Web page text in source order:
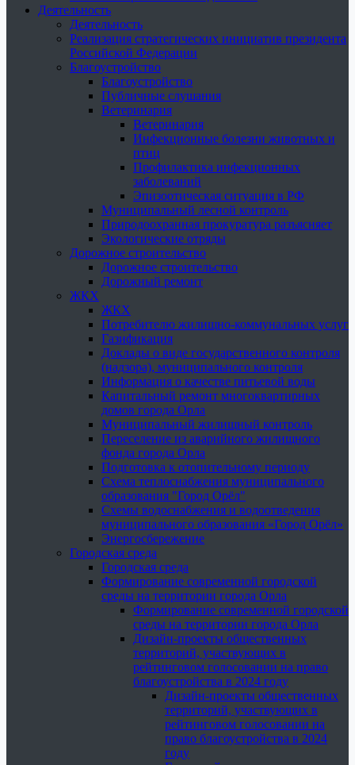
Деятельность
Деятельность
Реализация стратегических инициатив президента
Российской Федерации
Благоустройство
Благоустройство
Публичные слушания
Ветеринария
Ветеринария
Инфекционные болезни животных и
птиц
Профилактика инфекционных
заболеваний
Эпизоотическая ситуация в РФ
Муниципальный лесной контроль
Природоохранная прокуратура разъясняет
Экологические отряды
Дорожное строительство
Дорожное строительство
Дорожный ремонт
ЖКХ
ЖКХ
Потребителю жилищно-коммунальных услуг
Газификация
Доклады о виде государственного контроля
(надзора), муниципального контроля
Информация о качестве питьевой воды
Капитальный ремонт многоквартирных
домов города Орла
Муниципальный жилищный контроль
Переселение из аварийного жилищного
фонда города Орла
Подготовка к отопительному периоду
Схема теплоснабжения муниципального
образования "Город Орёл"
Схемы водоснабжения и водоотведения
муниципального образования «Город Орёл»
Энергосбережение
Городская среда
Городская среда
Формирование современной городской
среды на территории города Орла
Формирование современной городской
среды на территории города Орла
Дизайн-проекты общественных
территорий, участвующих в
рейтинговом голосовании на право
благоустройства в 2024 году
Дизайн-проекты общественных
территорий, участвующих в
рейтинговом голосовании на
право благоустройства в 2024
году